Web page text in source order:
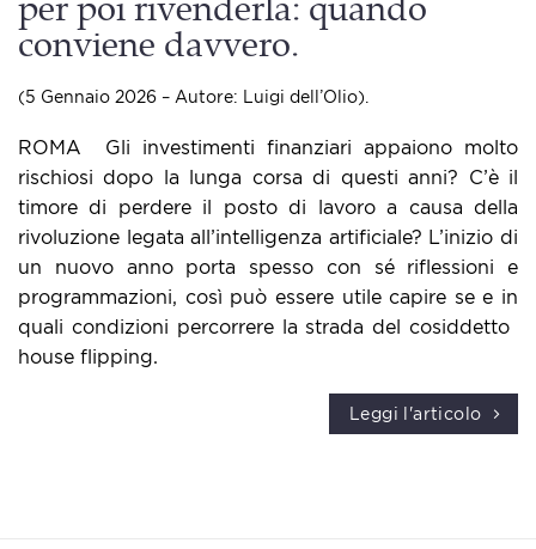
per poi rivenderla: quando
conviene davvero.
(5 Gennaio 2026 – Autore: Luigi dell’Olio).
ROMA ​ Gli investimenti finanziari appaiono molto
rischiosi dopo la lunga corsa di questi anni? C’è il
timore di perdere il posto di lavoro a causa della
rivoluzione legata all’intelligenza artificiale? L’inizio di
un nuovo anno porta spesso con sé riflessioni e
programmazioni, così può essere utile capire se e in
quali condizioni percorrere la strada del cosiddetto ​
house flipping​.
Leggi l'articolo